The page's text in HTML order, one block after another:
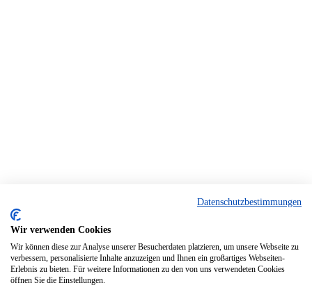
Datenschutzbestimmungen
Wir verwenden Cookies
Wir können diese zur Analyse unserer Besucherdaten platzieren, um unsere Webseite zu
verbessern, personalisierte Inhalte anzuzeigen und Ihnen ein großartiges Webseiten-
Erlebnis zu bieten. Für weitere Informationen zu den von uns verwendeten Cookies
öffnen Sie die Einstellungen.